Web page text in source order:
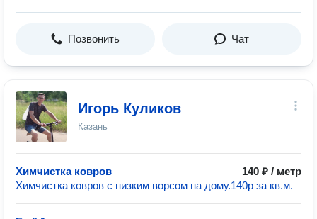
Позвонить Чат
Игорь Куликов
Казань
Химчистка ковров
140 ₽ / метр
Химчистка ковров с низким ворсом на дому.140р за кв.м.